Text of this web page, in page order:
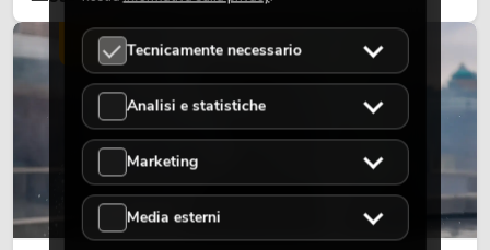
LUCE Tecnicamente necessario
Analisi e statistiche
Marketing
Media esterni